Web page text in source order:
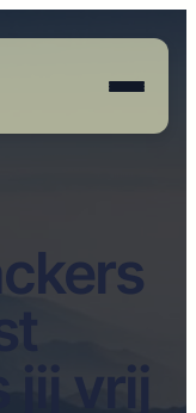
jij vrij